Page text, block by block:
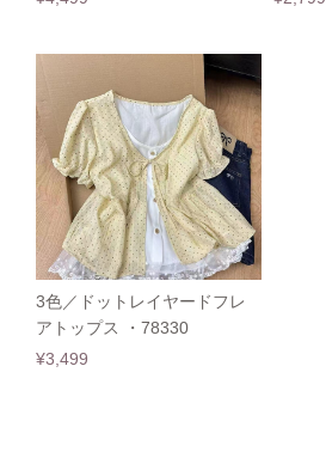
3色／ドットレイヤードフレ
アトップス ・78330
¥3,499